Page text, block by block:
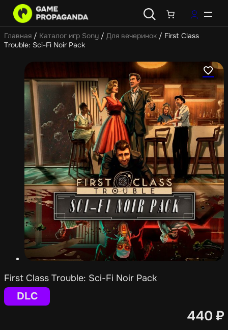
Главная / Каталог игр Sony / Для вечеринок / First Class
Trouble: Sci-Fi Noir Pack
First Class Trouble: Sci-Fi Noir Pack
DLC
440 ₽